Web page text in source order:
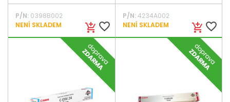
add_shopping_cart favorite_border
P/N: 0398B002
NENÍ SKLADEM
add_shopping_cart favorite_border
P/N:4234A002
NENÍ SKLADEM